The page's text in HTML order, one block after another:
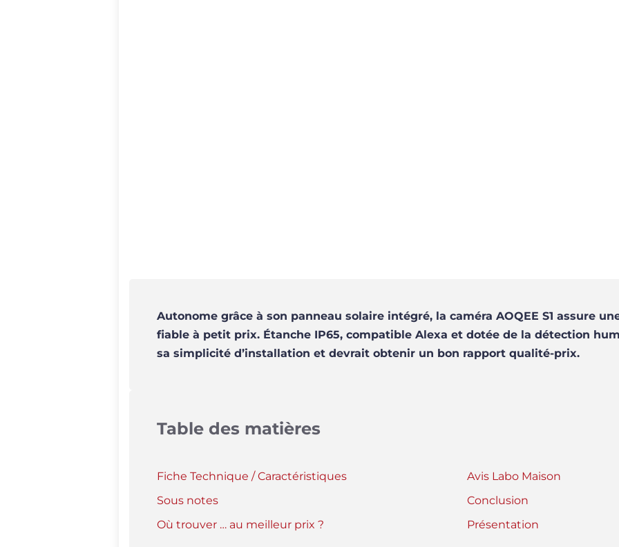
Autonome grâce à son panneau solaire intégré, la caméra AOQEE S1 assure
fiable à petit prix. Étanche IP65, compatible Alexa et dotée de la détection
sa simplicité d’installation et devrait obtenir un bon rapport qualité-prix.
Table des matières
Fiche Technique / Caractéristiques
Avis Labo Maison
Sous notes
Conclusion
Où trouver … au meilleur prix ?
Présentation